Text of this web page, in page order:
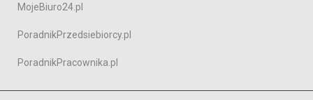
MojeBiuro24.pl
PoradnikPrzedsiebiorcy.pl
PoradnikPracownika.pl